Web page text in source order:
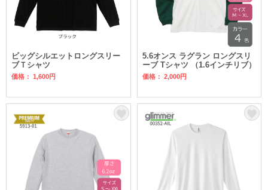
ビッグシルエットロングスリー
ブＴシャツ
価格： 1,600円
5.6オンス ラグラン ロングスリ
ーブ Tシャツ （1.6インチリブ）
価格： 2,000円